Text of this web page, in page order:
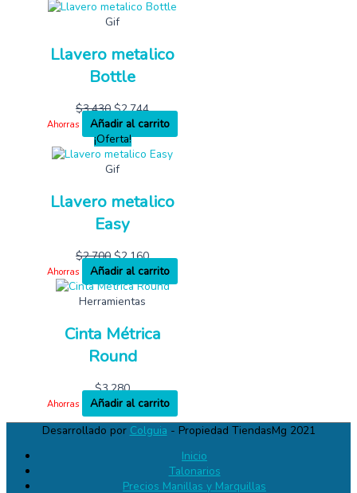
Gif
Llavero metalico
Bottle
$3,430 $2,744
Ahorras
Añadir al carrito
¡Oferta!
Gif
Llavero metalico
Easy
$2,700 $2,160
Ahorras
Añadir al carrito
Herramientas
Cinta Métrica
Round
$3,280
Ahorras
Añadir al carrito
Desarrollado por Colguia - Propiedad TiendasMg 2021
Inicio
Talonarios
Precios Manillas y Marquillas